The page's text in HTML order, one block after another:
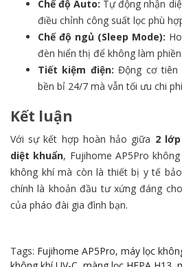
Chế độ Auto: Tự động nhận
điều chỉnh công suất lọc phù
Chế độ ngủ (Sleep Mode):
đèn hiển thị để không làm
Tiết kiệm điện: Động cơ tiên
bền bỉ 24/7 mà vẫn tối ưu chi
Kết luận
Với sự kết hợp hoàn hảo giữa 2 lớp
diệt khuẩn, Fujihome AP5Pro
không khí mà còn là thiết bị y tế
chính là khoản đầu tư xứng đáng
của pháo đài gia đình bạn.
Tags: Fujihome AP5Pro, máy lọc